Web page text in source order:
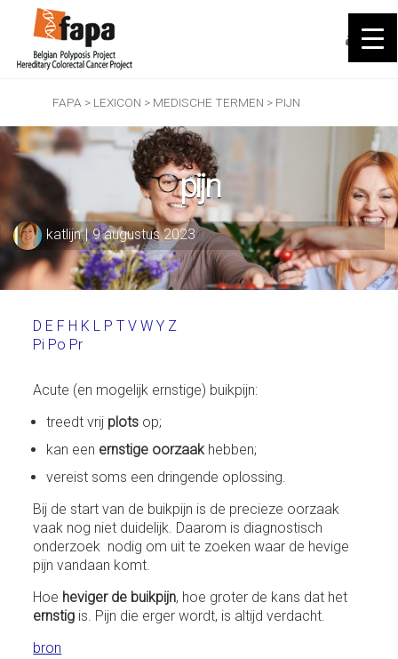
FAPA > LEXICON > MEDISCHE TERMEN > PIJN
pijn
katlijn | 9 augustus 2023
D E F H K L PTVWY Z
Pi Po Pr
Acute (en mogelijk ernstige) buikpijn:
treedt vrij plots op;
kan een ernstige oorzaakhebben;
vereist soms een dringende oplossing.
Bij de start van de buikpijn is de precieze oorzaak
vaak nog niet duidelijk. Daarom is diagnostisch
onderzoek nodig om uit te zoeken waar de hevige
pijn vandaan komt.
Hoe heviger de buikpijn, hoe groter de kans dat het
ernstig is. Pijn die erger wordt, is altijd verdacht.
bron